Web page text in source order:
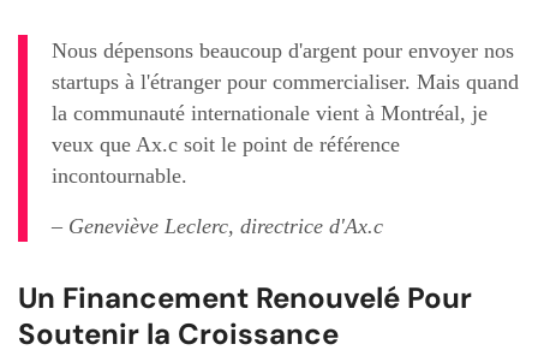
Nous dépensons beaucoup d'argent pour envoyer nos
startups à l'étranger pour commercialiser. Mais quand
la communauté internationale vient à Montréal, je
veux que Ax.c soit le point de référence
incontournable.
– Geneviève Leclerc, directrice d'Ax.c
Un Financement Renouvelé Pour
Soutenir la Croissance